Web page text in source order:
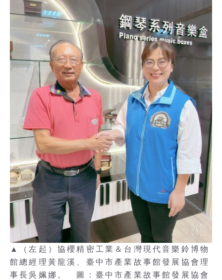
▲（左起）協櫻精密工業＆台灣現代音樂鈴博物
館總經理黃龍溪、臺中市產業故事館發展協會理
事長吳姵娜。 圖：臺中市產業故事館發展協會